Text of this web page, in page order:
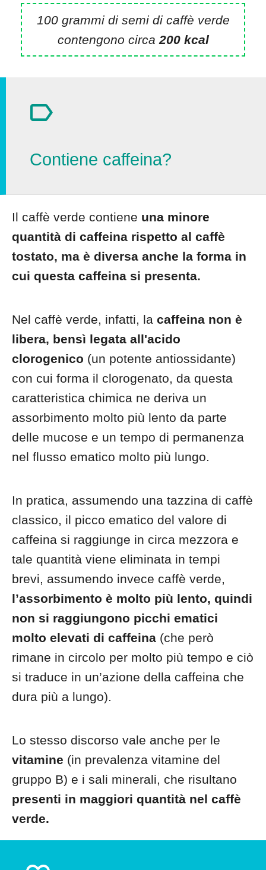
100 grammi di semi di caffè verde
contengono circa 200 kcal
Contiene caffeina?
Il caffè verde contiene una minore
quantità di caffeina rispetto al caffè
tostato, ma è diversa anche la forma in
cui questa caffeina si presenta.
Nel caffè verde, infatti, la caffeina non è
libera, bensì legata all'acido
clorogenico (un potente antiossidante)
con cui forma il clorogenato, da questa
caratteristica chimica ne deriva un
assorbimento molto più lento da parte
delle mucose e un tempo di permanenza
nel flusso ematico molto più lungo.
In pratica, assumendo una tazzina di caffè
classico, il picco ematico del valore di
caffeina si raggiunge in circa mezzora e
tale quantità viene eliminata in tempi
brevi, assumendo invece caffè verde,
l’assorbimento è molto più lento, quindi
non si raggiungono picchi ematici
molto elevati di caffeina (che però
rimane in circolo per molto più tempo e ciò
si traduce in un’azione della caffeina che
dura più a lungo).
Lo stesso discorso vale anche per le
vitamine (in prevalenza vitamine del
gruppo B) e i sali minerali, che risultano
presenti in maggiori quantità nel caffè
verde.